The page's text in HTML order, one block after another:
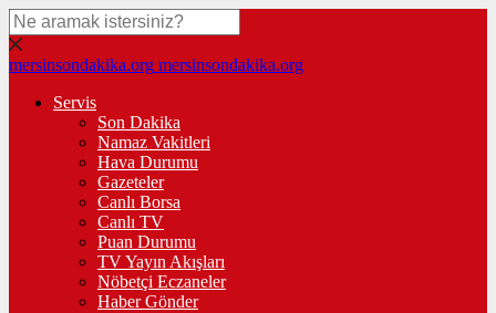
mersinsondakika.org mersinsondakika.org
Servis
Son Dakika
Namaz Vakitleri
Hava Durumu
Gazeteler
Canlı Borsa
Canlı TV
Puan Durumu
TV Yayın Akışları
Nöbetçi Eczaneler
Haber Gönder